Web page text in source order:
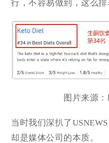
行，不容易做到，这么排
图片来源：
当时我们深扒了
却是媒体公司的本质。